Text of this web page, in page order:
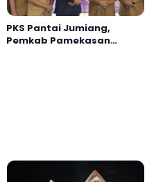
PKS Pantai Jumiang,
Pemkab Pamekasan